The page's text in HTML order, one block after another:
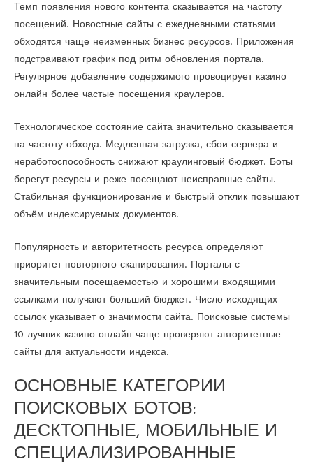
Темп появления нового контента сказывается на частоту
посещений. Новостные сайты с ежедневными статьями
обходятся чаще неизменных бизнес ресурсов. Приложения
подстраивают график под ритм обновления портала.
Регулярное добавление содержимого провоцирует казино
онлайн более частые посещения краулеров.
Технологическое состояние сайта значительно сказывается
на частоту обхода. Медленная загрузка, сбои сервера и
неработоспособность снижают краулинговый бюджет. Боты
берегут ресурсы и реже посещают неисправные сайты.
Стабильная функционирование и быстрый отклик повышают
объём индексируемых документов.
Популярность и авторитетность ресурса определяют
приоритет повторного сканирования. Порталы с
значительным посещаемостью и хорошими входящими
ссылками получают больший бюджет. Число исходящих
ссылок указывает о значимости сайта. Поисковые системы
10 лучших казино онлайн чаще проверяют авторитетные
сайты для актуальности индекса.
ОСНОВНЫЕ КАТЕГОРИИ
ПОИСКОВЫХ БОТОВ:
ДЕСКТОПНЫЕ, МОБИЛЬНЫЕ И
СПЕЦИАЛИЗИРОВАННЫЕ